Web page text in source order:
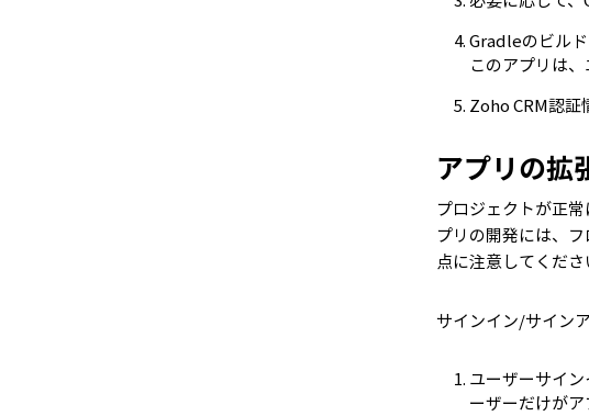
Gradleのビル
このアプリは
Zoho CRM認証
アプリの拡
プロジェクトが正
プリの開発には、
点に注意してくださ
サインイン/サイン
ユーザーサイン
ーザーだけが